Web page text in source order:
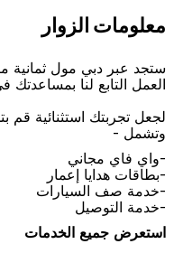
ﻣﻌﻠﻮﻣﺎﺕ اﻟﺰﻭاﺭ
ﺳﺘﺠﺪ ﻋﺒﺮ ﺩﺑﻲ ﻣﻮﻝ ﺛﻤﺎﻧﻴﺔ
اﻟﻌﻤﻞ اﻟﺘﺎﺑﻊ ﻟﻨﺎ
ﻟﺠﻌﻞ ﺗﺠﺮﺑﺘﻚ اﺳﺘﺜﻨﺎﺋﻴﺔ
ﻭﺗﺸﻤﻞ -
-ﻭاﻱ ﻓﺎﻱ ﻣﺠﺎﻧﻲ
-ﺑﻄﺎﻗﺎﺕ ﻫﺪاﻳﺎ ﺇﻋﻤﺎﺭ
-ﺧﺪﻣﺔ ﺻﻒ اﻟﺴﻴﺎﺭاﺕ
-ﺧﺪﻣﺔ اﻟﺘﻮﺻﻴﻞ
اﺳﺘﻌﺮﺽ ﺟﻤﻴﻊ اﻟﺨﺪﻣﺎﺕ